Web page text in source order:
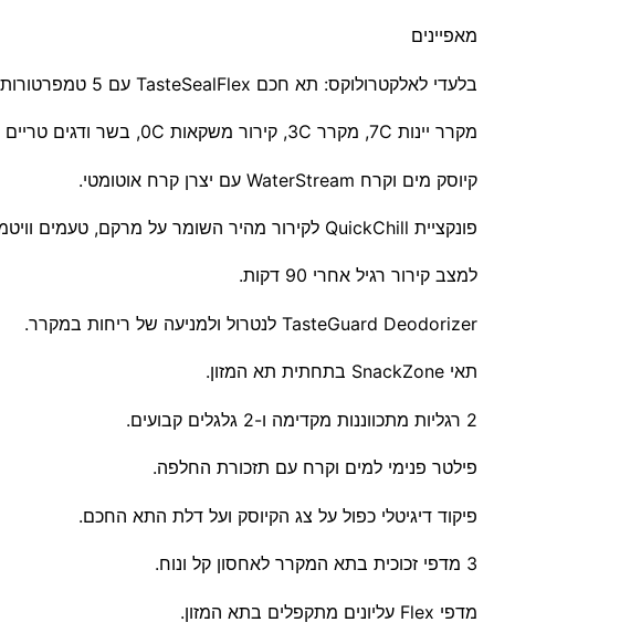
מאפיינים
בלעדי לאלקטרולוקס: תא חכם TasteSealFlex עם 5 טמפרטורות משתנות:
מקרר יינות 7C, מקרר 3C, קירור משקאות 0C, בשר ודגים טריים 2C-, מקפיא עד 23C-.
קיוסק מים וקרח WaterStream עם יצרן קרח אוטומטי.
פונקציית QuickChill לקירור מהיר השומר על מרקם, טעמים וויטמינים בתוך המזון, עם מנגנון אוטומטי לחזרה
למצב קירור רגיל אחרי 90 דקות.
TasteGuard Deodorizer לנטרול ולמניעה של ריחות במקרר.
תאי SnackZone בתחתית תא המזון.
2 רגליות מתכווננות מקדימה ו-2 גלגלים קבועים.
פילטר פנימי למים וקרח עם תזכורת החלפה.
פיקוד דיגיטלי כפול על צג הקיוסק ועל דלת התא החכם.
3 מדפי זכוכית בתא המקרר לאחסון קל ונוח.
מדפי Flex עליונים מתקפלים בתא המזון.